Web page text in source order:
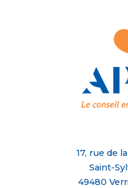
17, rue de
Saint-
49480